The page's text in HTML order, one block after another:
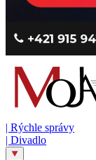
| Rýchle správy
| Divadlo